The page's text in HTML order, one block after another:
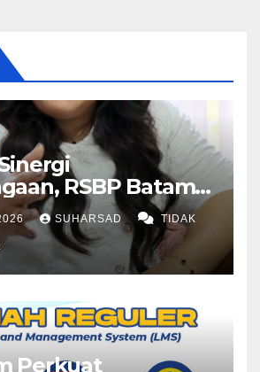
RSBP Batam
Pastikan
dan Ketersediaan
SUHARSAD TIDAK
Perkuat